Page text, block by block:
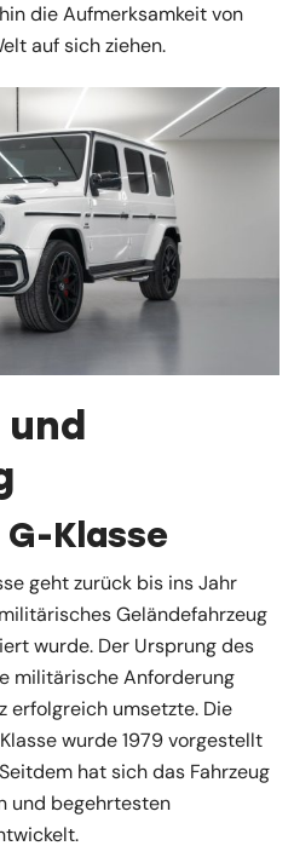
die Aufmerksamkeit von
auf sich ziehen.
Klasse
geht zurück bis ins Jahr
Geländefahrzeug
wurde. Der Ursprung des
militärische Anforderung
erfolgreich umsetzte. Die
wurde 1979 vorgestellt
hat sich das Fahrzeug
und begehrtesten